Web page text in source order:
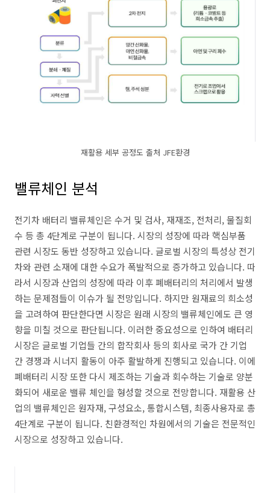
재활용 세부 공정도 출처 JFE환경
밸류체인 분석
전기차 배터리 밸류체인은 수거 및 검사, 재재조, 전처리, 물질회
수 등 총 4단계로 구분이 됩니다. 시장의 성장에 따라 핵심부품
관련 시장도 동반 성장하고 있습니다. 글로벌 시장의 특성상 전기
차와 관련 소재에 대한 수요가 폭발적으로 증가하고 있습니다. 따
라서 시장과 산업의 성장에 따라 이후 폐배터리의 처리에서 발생
하는 문제점들이 이슈가 될 전망입니다. 하지만 원재료의 희소성
을 고려하여 판단한다면 시장은 원래 시장의 밸류체인에도 큰 영
향을 미칠 것으로 판단됩니다. 이러한 중요성으로 인하여 배터리
시장은 글로벌 기업들 간의 합작회사 등의 회사로 국가 간 기업
간 경쟁과 시너지 활동이 아주 활발하게 진행되고 있습니다. 이에
폐배터리 시장 또한 다시 제조하는 기술과 회수하는 기술로 양분
화되어 새로운 밸류 체인을 형성할 것으로 전망합니다. 재활용 산
업의 밸류체인은 원자재, 구성요소, 통합시스템, 최종사용자로 총
4단계로 구분이 됩니다. 친환경적인 차원에서의 기술은 전문적인
시장으로 성장하고 있습니다.